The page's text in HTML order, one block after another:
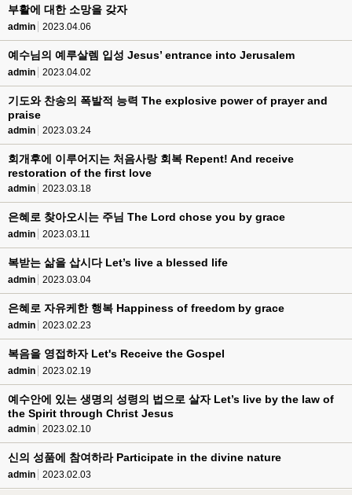
부활에 대한 소망을 갖자
admin 2023.04.06
예수님의 예루살렘 입성 Jesus’ entrance into Jerusalem
admin 2023.04.02
기도와 찬송의 폭발적 능력 The explosive power of prayer and
praise
admin 2023.03.24
회개후에 이루어지는 처음사랑 회복 Repent! And receive
restoration of the first love
admin 2023.03.18
은혜로 찾아오시는 주님 The Lord chose you by grace
admin 2023.03.11
복받는 삶을 삽시다 Let’s live a blessed life
admin 2023.03.04
은혜로 자유케한 행복 Happiness of freedom by grace
admin 2023.02.23
복음을 영접하자 Let's Receive the Gospel
admin 2023.02.19
예수안에 있는 생명의 성령의 법으로 살자 Let’s live by the law of
the Spirit through Christ Jesus
admin 2023.02.10
신의 성품에 참여하라 Participate in the divine nature
admin 2023.02.03